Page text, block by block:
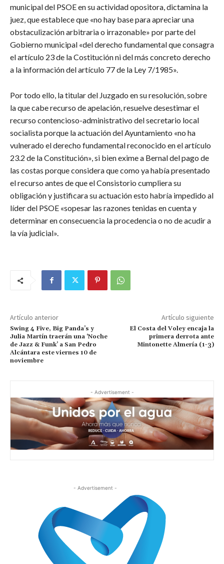
municipal del PSOE en su actividad opositora, dictamina la
juez, que establece que «no hay base para apreciar una
obstaculización arbitraria o irrazonable» por parte del
Gobierno municipal «del derecho fundamental que consagra
el artículo 23 de la Costitución ni del más concreto derecho
a la información del artículo 77 de la Ley 7/1985».
Por todo ello, la titular del Juzgado en su resolución, sobre
la que cabe recurso de apelación, resuelve desestimar el
recurso contencioso-administrativo del secretario local
socialista porque la actuación del Ayuntamiento «no ha
vulnerado el derecho fundamental reconocido en el artículo
23.2 de la Constitución», si bien exime a Bernal del pago de
las costas porque considera que como ya había presentado
el recurso antes de que el Consistorio cumpliera su
obligación y justificara su actuación esto habría impedido al
líder del PSOE «sopesar las razones tenidas en cuenta y
determinar en consecuencia la procedencia o no de acudir a
la vía judicial».
Artículo anterior
Swing 4 Five, Big Panda’s y
Julia Martín traerán una ‘Noche
de Jazz & Funk’ a San Pedro
Alcántara este viernes 10 de
noviembre
Artículo siguiente
El Costa del Voley encaja la
primera derrota ante
Mintonette Almería (1-3)
- Advertisement -
- Advertisement -